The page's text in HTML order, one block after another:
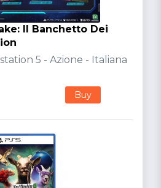
Il Banchetto Dei
5 - Azione - Italiana
Buy